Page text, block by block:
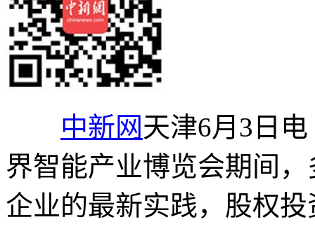
中新网天津6月3日
界智能产业博览会期间
企业的最新实践，股权